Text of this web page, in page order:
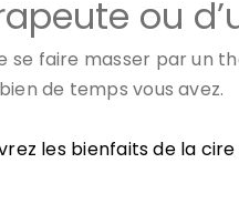
ou
se faire masser par un
de temps vous avez.
les bienfaits de la